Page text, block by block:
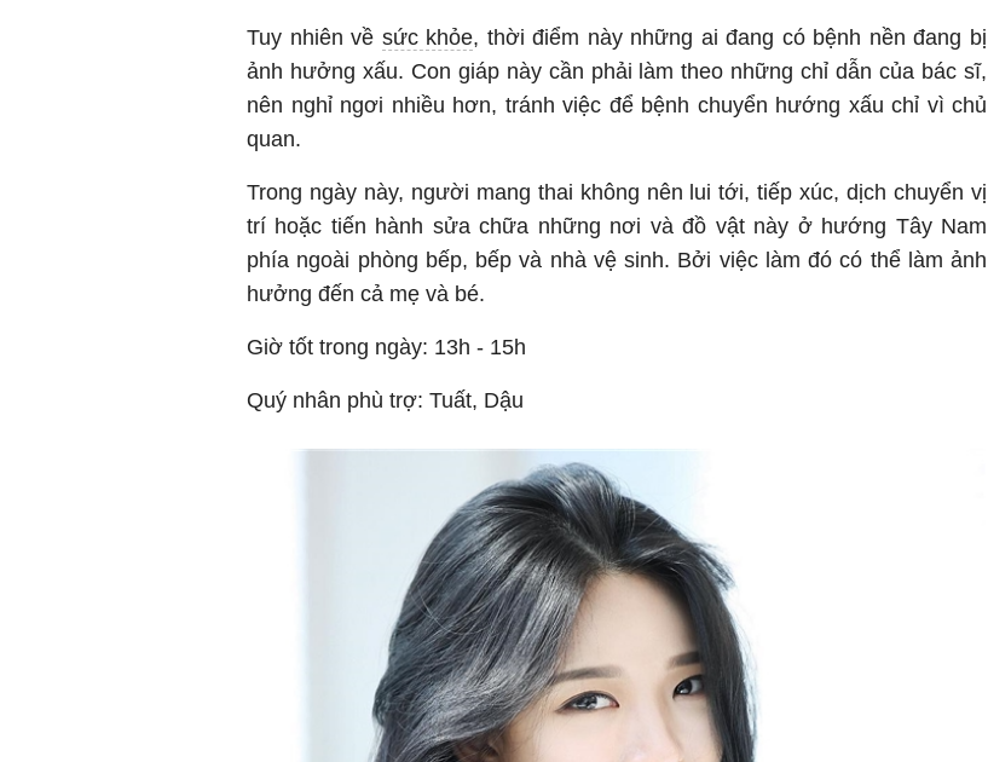
Tuy nhiên về sức khỏe, thời điểm này những ai đang có bệnh nền đang bị
ảnh hưởng xấu. Con giáp này cần phải làm theo những chỉ dẫn của bác sĩ,
nên nghỉ ngơi nhiều hơn, tránh việc để bệnh chuyển hướng xấu chỉ vì chủ
quan.
Trong ngày này, người mang thai không nên lui tới, tiếp xúc, dịch chuyển vị
trí hoặc tiến hành sửa chữa những nơi và đồ vật này ở hướng Tây Nam
phía ngoài phòng bếp, bếp và nhà vệ sinh. Bởi việc làm đó có thể làm ảnh
hưởng đến cả mẹ và bé.
Giờ tốt trong ngày: 13h - 15h
Quý nhân phù trợ: Tuất, Dậu